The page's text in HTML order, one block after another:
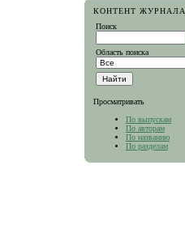
КОНТЕНТ ЖУРНАЛА
Поиск
Область поиска
Просматривать
По выпускам
По авторам
По названию
По разделам